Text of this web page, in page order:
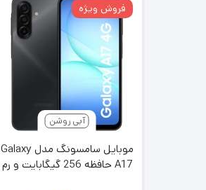
آبی روشن
فروش ویژه
موبایل سامسونگ مدل Galaxy
A17 حافظه 256 گیگابایت و رم